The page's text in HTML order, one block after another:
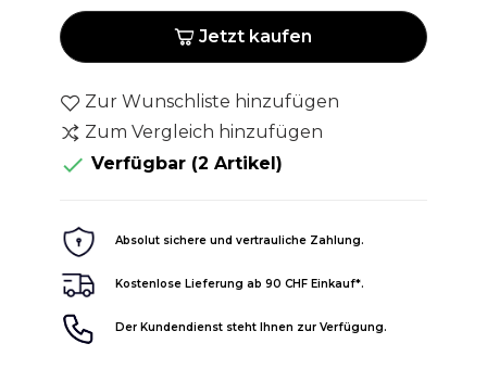
Jetzt kaufen
Zur Wunschliste hinzufügen
Zum Vergleich hinzufügen
 Verfügbar (2 Artikel)
Absolut sichere und vertrauliche Zahlung.
Kostenlose Lieferung ab 90 CHF Einkauf*.
Der Kundendienst steht Ihnen zur Verfügung.